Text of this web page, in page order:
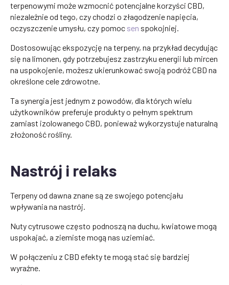
terpenowymi może wzmocnić potencjalne korzyści CBD,
niezależnie od tego, czy chodzi o złagodzenie napięcia,
oczyszczenie umysłu, czy pomoc sen spokojniej.
Dostosowując ekspozycję na terpeny, na przykład decydując
się na limonen, gdy potrzebujesz zastrzyku energii lub mircen
na uspokojenie, możesz ukierunkować swoją podróż CBD na
określone cele zdrowotne.
Ta synergia jest jednym z powodów, dla których wielu
użytkowników preferuje produkty o pełnym spektrum
zamiast izolowanego CBD, ponieważ wykorzystuje naturalną
złożoność rośliny.
Nastrój i relaks
Terpeny od dawna znane są ze swojego potencjału
wpływania na nastrój.
Nuty cytrusowe często podnoszą na duchu, kwiatowe mogą
uspokajać, a ziemiste mogą nas uziemiać.
W połączeniu z CBD efekty te mogą stać się bardziej
wyraźne.